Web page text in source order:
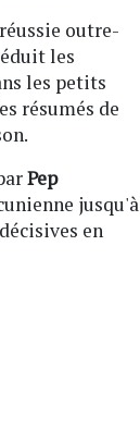
outre-
les
les petits
résumés de
Pep
jusqu'à
en